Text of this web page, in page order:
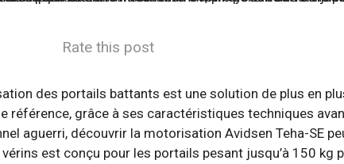
Rate this post
des portails battants est une solution de plus en
référence, grâce à ses caractéristiques techniques
aguerri, découvrir la motorisation Avidsen Teha-SE
est conçu pour les portails pesant jusqu’à 150 kg